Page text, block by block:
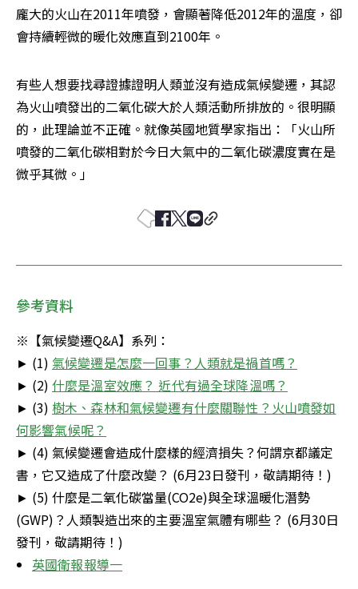
龐大的火山在2011年噴發，會顯著降低2012年的溫度，卻
會持續輕微的暖化效應直到2100年。
有些人想要找尋證據證明人類並沒有造成氣候變遷，其認
為火山噴發出的二氧化碳大於人類活動所排放的。很明顯
的，此理論並不正確。就像英國地質學家指出：「火山所
噴發的二氧化碳相對於今日大氣中的二氧化碳濃度實在是
微乎其微。」
參考資料
※【氣候變遷Q&A】系列：
► (1) 氣候變遷是怎麼一回事？人類就是禍首嗎？
► (2) 什麼是溫室效應？ 近代有過全球降溫嗎？
► (3) 樹木、森林和氣候變遷有什麼關聯性？火山噴發如
何影響氣候呢？
► (4) 氣候變遷會造成什麼樣的經濟損失？何謂京都議定
書，它又造成了什麼改變？ (6月23日發刊，敬請期待！)
► (5) 什麼是二氧化碳當量(CO2e)與全球溫暖化潛勢
(GWP)？人類製造出來的主要溫室氣體有哪些？ (6月30日
發刊，敬請期待！)
英國衛報報導一